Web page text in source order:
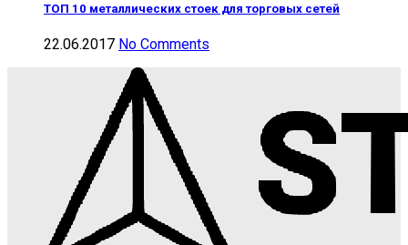
ТОП 10 металлических стоек для торговых сетей
22.06.2017 No Comments